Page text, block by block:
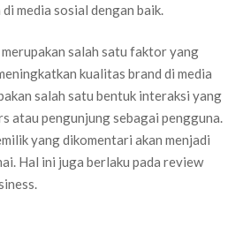
media sosial dengan baik.
salah satu faktor yang
kualitas brand di media
salah satu bentuk interaksi yang
atau pengunjung sebagai pengguna.
yang dikomentari akan menjadi
Hal ini juga berlaku pada review